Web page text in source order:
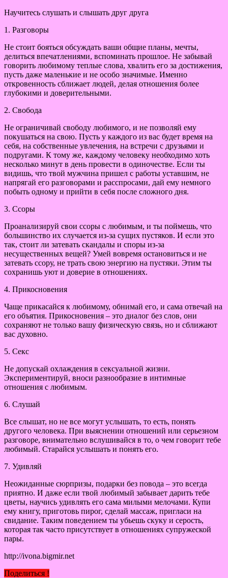
Научитесь слушать и слышать друг друга
1. Разговоры
Не стоит бояться обсуждать ваши общие планы, мечты,
делиться впечатлениями, вспоминать прошлое. Не забывай
говорить любимому теплые слова, хвалить его за достижения,
пусть даже маленькие и не особо значимые. Именно
откровенность сближает людей, делая отношения более
глубокими и доверительными.
2. Свобода
Не ограничивай свободу любимого, и не позволяй ему
покушаться на свою. Пусть у каждого из вас будет время на
себя, на собственные увлечения, на встречи с друзьями и
подругами. К тому же, каждому человеку необходимо хоть
несколько минут в день провести в одиночестве. Если ты
видишь, что твой мужчина пришел с работы уставшим, не
напрягай его разговорами и расспросами, дай ему немного
побыть одному и прийти в себя после сложного дня.
3. Ссоры
Проанализируй свои ссоры с любимым, и ты поймешь, что
большинство их случается из-за сущих пустяков. И если это
так, стоит ли затевать скандалы и споры из-за
несущественных вещей? Умей вовремя остановиться и не
затевать ссору, не трать свою энергию на пустяки. Этим ты
сохранишь уют и доверие в отношениях.
4. Прикосновения
Чаще прикасайся к любимому, обнимай его, и сама отвечай на
его объятия. Прикосновения – это диалог без слов, они
сохраняют не только вашу физическую связь, но и сближают
вас духовно.
5. Секс
Не допускай охлаждения в сексуальной жизни.
Экспериментируй, вноси разнообразие в интимные
отношения с любимым.
6. Слушай
Все слышат, но не все могут услышать, то есть, понять
другого человека. При выяснении отношений или серьезном
разговоре, внимательно вслушивайся в то, о чем говорит тебе
любимый. Старайся услышать и понять его.
7. Удивляй
Неожиданные сюрпризы, подарки без повода – это всегда
приятно. И даже если твой любимый забывает дарить тебе
цветы, научись удивлять его сама милыми мелочами. Купи
ему книгу, приготовь пирог, сделай массаж, пригласи на
свидание. Таким поведением ты убьешь скуку и серость,
которая так часто присутствует в отношениях супружеской
пары.
http://ivona.bigmir.net
Поделиться !